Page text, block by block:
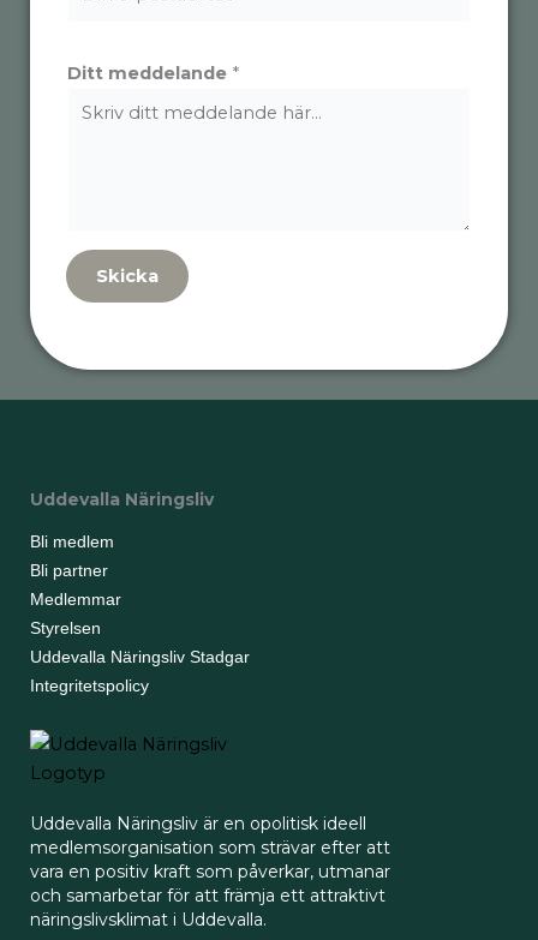
Ditt meddelande *
Skicka
Uddevalla Näringsliv är en opolitisk ideell
medlemsorganisation som strävar efter att
vara en positiv kraft som påverkar, utmanar
och samarbetar för att främja ett attraktivt
näringslivsklimat i Uddevalla.
Uddevalla Näringsliv
Bli medlem
Bli partner
Medlemmar
Styrelsen
Uddevalla Näringsliv Stadgar
Integritetspolicy